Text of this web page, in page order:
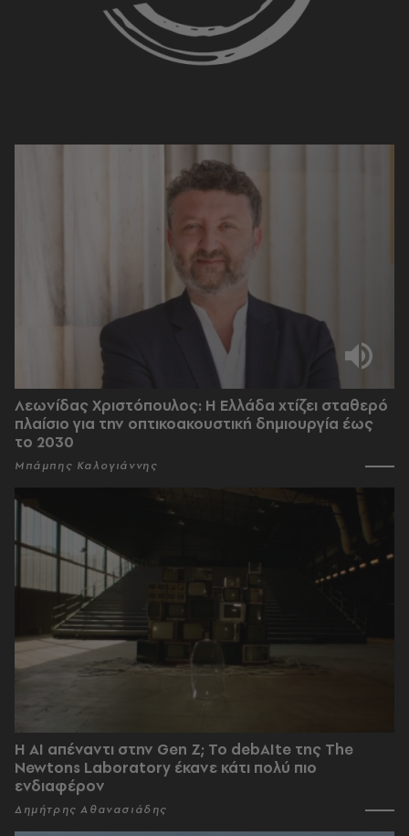
Λεωνίδας Χριστόπουλος: Η Ελλάδα χτίζει σταθερό
πλαίσιο για την οπτικοακουστική δημιουργία έως
το 2030
Μπάμπης Καλογιάννης
Η AI απέναντι στην Gen Z; Το debAIte της The
Newtons Laboratory έκανε κάτι πολύ πιο
ενδιαφέρον
Δημήτρης Αθανασιάδης